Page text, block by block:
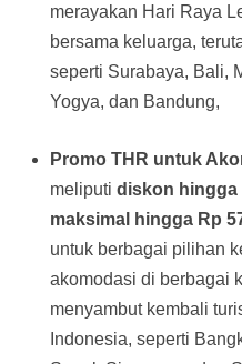
merayakan Hari Raya
bersama keluarga,
seperti Surabaya, Bali,
Yogya, dan Bandung,
Promo THR untuk
meliputi diskon hingga
maksimal hingga Rp
untuk berbagai pilihan
akomodasi di berbagai
menyambut kembali
Indonesia, seperti